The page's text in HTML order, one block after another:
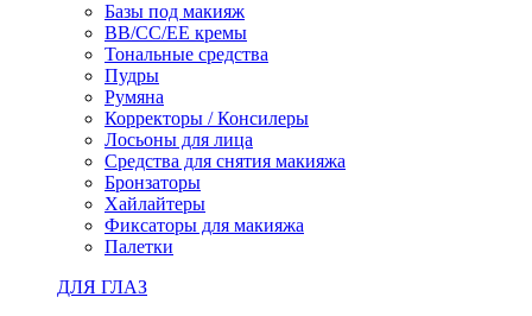
Базы под макияж
BB/CC/EE кремы
Тональные средства
Пудры
Румяна
Корректоры / Консилеры
Лосьоны для лица
Средства для снятия макияжа
Бронзаторы
Хайлайтеры
Фиксаторы для макияжа
Палетки
ДЛЯ ГЛАЗ